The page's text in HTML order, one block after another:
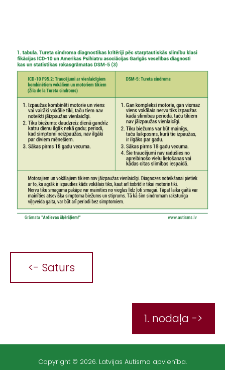
<- Saturs
1. nodaļa ->
Copyright © 2026. Latvijas Autisma apvienība.